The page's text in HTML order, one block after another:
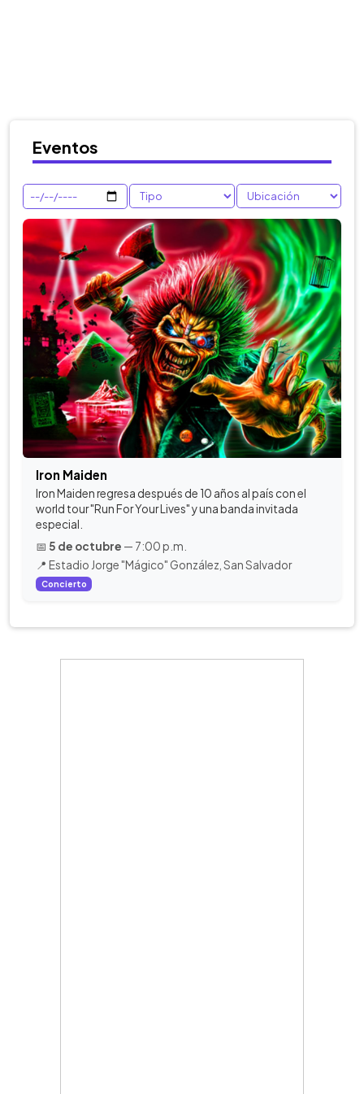
Eventos
Iron Maiden
Iron Maiden regresa después de 10 años al país con el
world tour "Run For Your Lives" y una banda invitada
especial.
📅 5 de octubre — 7:00 p.m.
📍 Estadio Jorge "Mágico" González, San Salvador
Concierto